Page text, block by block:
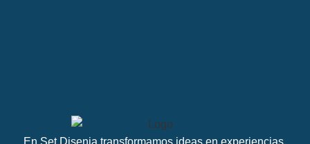
En Set Disenia transformamos ideas en experiencias.